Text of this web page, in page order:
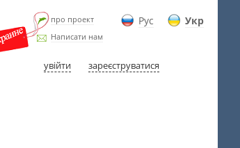
Рус Укр
про проект
Написати нам
увійти зареєструватися